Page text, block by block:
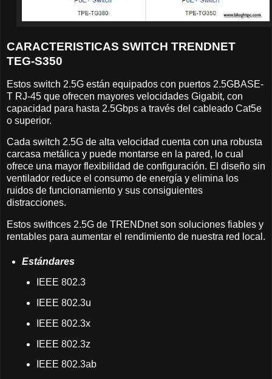
CARACTERISTICAS SWITCH TRENDNET
TEG-S350
Estos switch 2.5G están equipados con puertos 2.5GBASE-
T RJ-45 que ofrecen mayores velocidades Gigabit, con
capacidad para hasta 2.5Gbps a través del cableado Cat5e
o superior.
Cada switch 2.5G de alta velocidad cuenta con una robusta
carcasa metálica y puede montarse en la pared, lo cual
ofrece una mayor flexibilidad de configuración. El diseño sin
ventilador reduce el consumo de energía y elimina los
ruidos de funcionamiento y sus consiguientes
distracciones.
Estos swithces 2.5G de TRENDnet son soluciones fiables y
rentables para aumentar el rendimiento de nuestra red local.
Estándares
IEEE 802.3
IEEE 802.3u
IEEE 802.3x
IEEE 802.3z
IEEE 802.3ab